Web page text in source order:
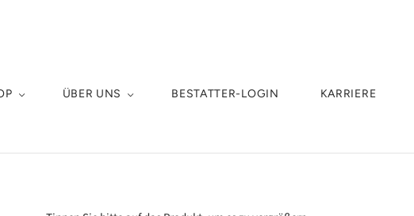
ÜBER UNS BESTATTER-LOGIN KARRIERE